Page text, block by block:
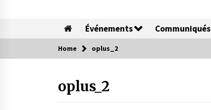
Événements Communiqués
Home oplus_2
oplus_2